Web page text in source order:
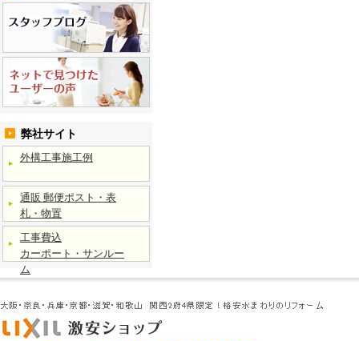
弊社サイト
外構工事施工例
通販 郵便ポスト・表
札・物置
工事費込
カーポート・サンルー
ム